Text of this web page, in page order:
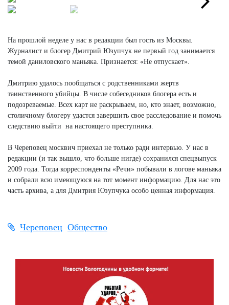
На прошлой неделе у нас в редакции был гость из Москвы.
Журналист и блогер Дмитрий Юзупчук не первый год занимается
темой даниловского маньяка. Признается: «Не отпускает».
Дмитрию удалось пообщаться с родственниками жертв
таинственного убийцы. В числе собеседников блогера есть и
подозреваемые. Всех карт не раскрываем, но, кто знает, возможно,
столичному блогеру удастся завершить свое расследование и помочь
следствию выйти на настоящего преступника.
В Череповец москвич приехал не только ради интервью. У нас в
редакции (и так вышло, что больше нигде) сохранился спецвыпуск
2009 года. Тогда корреспонденты «Речи» побывали в логове маньяка
и собрали всю имеющуюся на тот момент информацию. Для нас это
часть архива, а для Дмитрия Юзупчука особо ценная информация.
Череповец Общество